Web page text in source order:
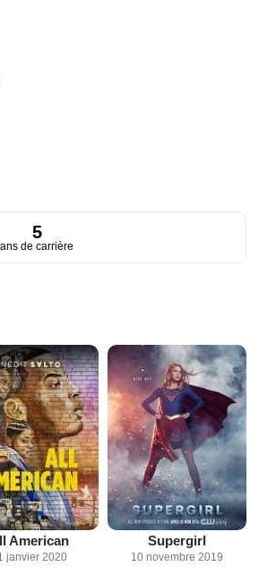
5
ans de carrière
American
janvier 2020
Supergirl
10 novembre 2019